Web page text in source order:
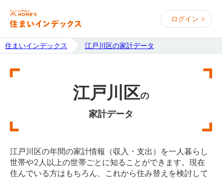
ログイン
住まいインデックス 江戸川区の家計データ
江戸川区の
家計データ
江戸川区の年間の家計情報（収入・支出）を一人暮らし
世帯や2人以上の世帯ごとに知ることができます。現在
住んでいる方はもちろん、これから住み替えを検討して